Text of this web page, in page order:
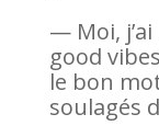
— Moi,
good
le bon
soulagés